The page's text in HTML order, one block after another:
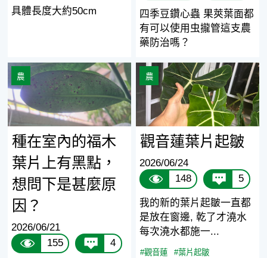
具體長度大約50cm
四季豆鑽心蟲 果莢葉面都
有可以使用虫攏管這支農
藥防治嗎？
種在室內的福木葉片上有黑點，想問下是甚麼原因？
農
種在室內的福木
葉片上有黑點，
想問下是甚麼原
因？
2026/06/21
155
4
觀音蓮葉片起皺
農
觀音蓮葉片起皺
2026/06/24
148
5
我的新的葉片起皺一直都
是放在窗邊, 乾了才澆水
每次澆水都施一...
#觀音蓮 #葉片起皺